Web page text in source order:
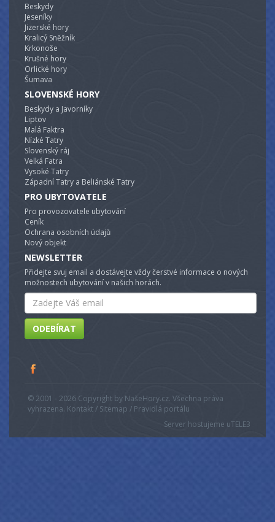
Beskydy
Jeseníky
Jizerské hory
Kralicý Sněžník
Krkonoše
Krušné hory
Orlické hory
Šumava
SLOVENSKÉ HORY
Beskydy a Javorníky
Liptov
Malá Faktra
Nízké Tatry
Slovenský ráj
Velká Fatra
Vysoké Tatry
Západní Tatry a Beliánské Tatry
PRO UBYTOVATELE
Pro provozovatele ubytování
Ceník
Ochrana osobních údajů
Nový objekt
NEWSLETTER
Přidejte svuj email a dostávejte vždy čerstvé informace o nových
možnostech ubytování v našich horách.
Email
ODEBÍRAT
© 2001 - 2026 Copyright by NašeHory.cz. Všechna práva
vyhrazena. Kontakt / Sitemap / Pravidlá portálu
Server hostujeme uTELE3